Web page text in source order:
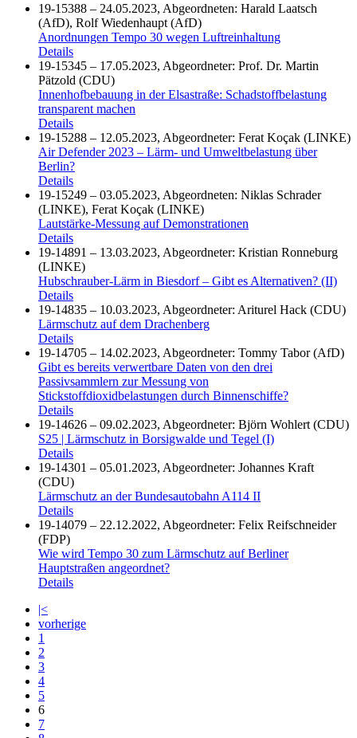
19-15388 – 24.05.2023, Abgeordneten: Harald Laatsch
(AfD), Rolf Wiedenhaupt (AfD)
Anordnungen Tempo 30 wegen Luftreinhaltung
Details
19-15345 – 17.05.2023, Abgeordneter: Prof. Dr. Martin
Pätzold (CDU)
Innenhofbebauung in der Elsastraße: Schadstoffbelastung
transparent machen
Details
19-15288 – 12.05.2023, Abgeordneter: Ferat Koçak (LINKE)
Air Defender 2023 – Lärm- und Umweltbelastung über
Berlin?
Details
19-15249 – 03.05.2023, Abgeordneten: Niklas Schrader
(LINKE), Ferat Koçak (LINKE)
Lautstärke-Messung auf Demonstrationen
Details
19-14891 – 13.03.2023, Abgeordneter: Kristian Ronneburg
(LINKE)
Hubschrauber-Lärm in Biesdorf – Gibt es Alternativen? (II)
Details
19-14835 – 10.03.2023, Abgeordneter: Ariturel Hack (CDU)
Lärmschutz auf dem Drachenberg
Details
19-14705 – 14.02.2023, Abgeordneter: Tommy Tabor (AfD)
Gibt es bereits verwertbare Daten von den drei
Passivsammlern zur Messung von
Stickstoffdioxidbelastungen durch Binnenschiffe?
Details
19-14626 – 09.02.2023, Abgeordneter: Björn Wohlert (CDU)
S25 | Lärmschutz in Borsigwalde und Tegel (I)
Details
19-14301 – 05.01.2023, Abgeordneter: Johannes Kraft
(CDU)
Lärmschutz an der Bundesautobahn A114 II
Details
19-14079 – 22.12.2022, Abgeordneter: Felix Reifschneider
(FDP)
Wie wird Tempo 30 zum Lärmschutz auf Berliner
Hauptstraßen angeordnet?
Details
|<
vorherige
1
2
3
4
5
6
7